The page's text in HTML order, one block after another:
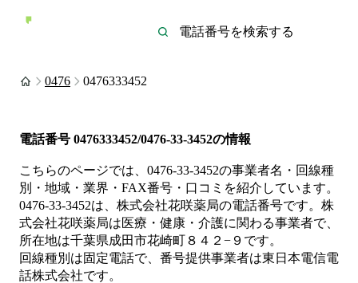
0476 0476333452
電話番号 0476333452/0476-33-3452の情報
こちらのページでは、 0476-33-3452の事業者名・回線種
別・地域・業界・FAX番号・口コミを紹介しています。
0476-33-3452は、 株式会社花咲薬局の電話番号です。 株
式会社花咲薬局は医療・健康・介護に関わる事業者で、
所在地は千葉県成田市花崎町８４２−９ です。
回線種別は固定電話で、番号提供事業者は東日本電信電
話株式会社です。